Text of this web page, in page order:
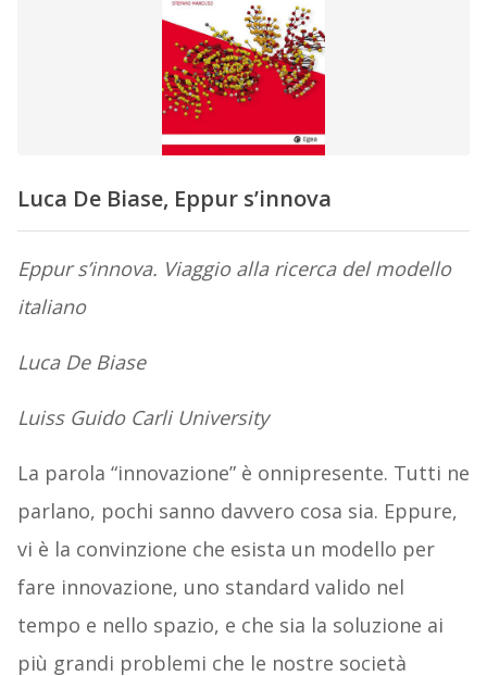
Luca De Biase, Eppur s’innova
Eppur s’innova. Viaggio alla ricerca del modello
italiano
Luca De Biase
Luiss Guido Carli University
La parola “innovazione” è onnipresente. Tutti ne
parlano, pochi sanno davvero cosa sia. Eppure,
vi è la convinzione che esista un modello per
fare innovazione, uno standard valido nel
tempo e nello spazio, e che sia la soluzione ai
più grandi problemi che le nostre società